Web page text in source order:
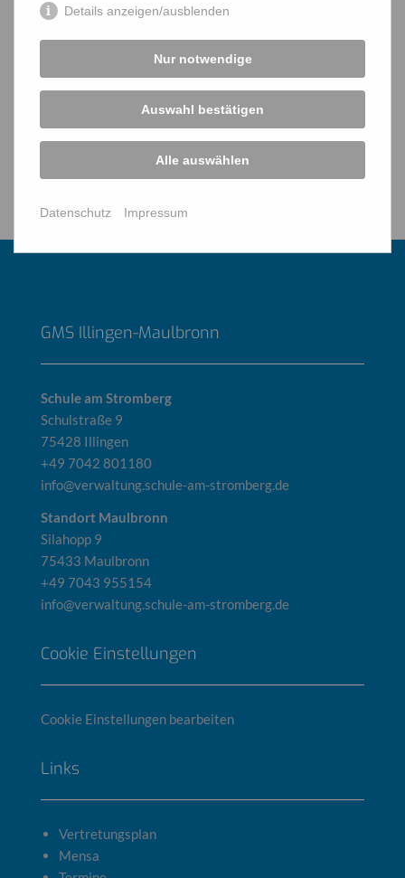
dazu beizutragen, dass unsere Schule sich weiterentwickelt.
GMS Illingen-Maulbronn
Schule am Stromberg
Schulstraße 9
75428 Illingen
+49 7042 801180
info@verwaltung.schule-am-stromberg.de
Standort Maulbronn
Silahopp 9
75433 Maulbronn
+49 7043 955154
info@verwaltung.schule-am-stromberg.de
Cookie Einstellungen
Cookie Einstellungen bearbeiten
Links
Vertretungsplan
Mensa
Details anzeigen/ausblenden
Nur notwendige
Auswahl bestätigen
Alle auswählen
Datenschutz Impressum